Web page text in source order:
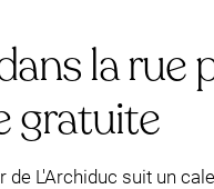
la rue
gratuite
L'Archiduc suit un